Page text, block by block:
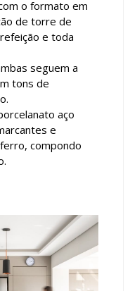
o formato em
de torre de
e toda
seguem a
tons de
aço
e
compondo